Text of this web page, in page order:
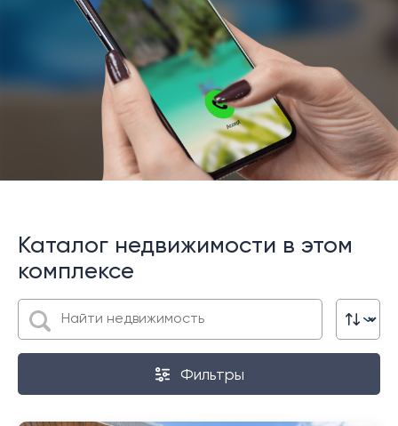
Каталог недвижимости в этом
комплексе
Фильтры